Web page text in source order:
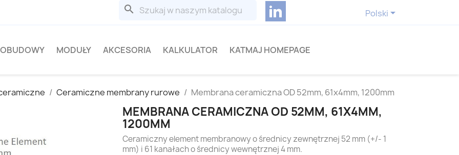
search Polski
OBUDOWY MODUŁY AKCESORIA KALKULATOR KATMAJ HOMEPAGE
Ceramiczne membrany rurowe Membrana ceramiczna OD 52mm, 61x4mm, 1200mm
MEMBRANA CERAMICZNA OD 52MM, 61X4MM,
1200MM
Ceramiczny element membranowy o średnicy zewnętrznej 52 mm (+/- 1
mm) i 61 kanałach o średnicy wewnętrznej 4 mm.